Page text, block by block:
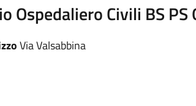
Ospedaliero Civili BS
Via Valsabbina